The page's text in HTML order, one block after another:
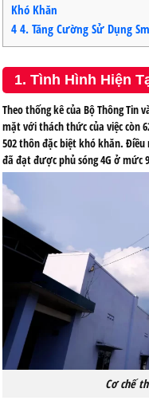
Khó Khăn
4 4. Tăng Cường Sử Dụng
1. Tình Hình Hiện
Theo thống kê của Bộ Thông Tin
mặt với thách thức của việc còn
502 thôn đặc biệt khó khăn.
đã đạt được phủ sóng 4G ở
Cơ chế